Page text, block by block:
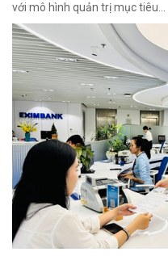
với mô hình quản trị mục tiêu...